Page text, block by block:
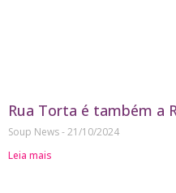
Rua Torta é também a
Soup News 21/10/2024
Leia mais